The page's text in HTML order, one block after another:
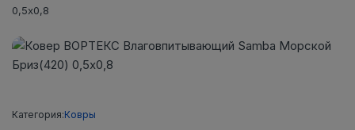
0,5х0,8
Категория:Ковры